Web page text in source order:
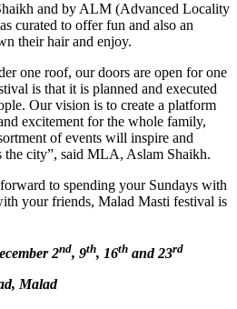
and by ALM (Advanced Locality
curated to offer fun and also an
their hair and enjoy.
one roof, our doors are open for one
is that it is planned and executed
Our vision is to create a platform
excitement for the whole family,
of events will inspire and
the city”, said MLA, Aslam Shaikh.
to spending your Sundays with
your friends, Malad Masti festival is
2nd, 9th, 16th and 23rd
Malad